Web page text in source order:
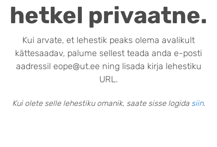
hetkel privaatne.
Kui arvate, et lehestik peaks olema avalikult
kättesaadav, palume sellest teada anda e-posti
aadressil eope@ut.ee ning lisada kirja lehestiku
URL.
Kui olete selle lehestiku omanik, saate sisse logida siin.